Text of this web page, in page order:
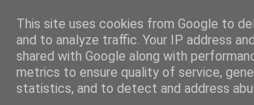
This site uses cookies from Google to
and to analyze traffic. Your IP address
shared with Google along with
metrics to ensure quality of service,
statistics, and to detect and address